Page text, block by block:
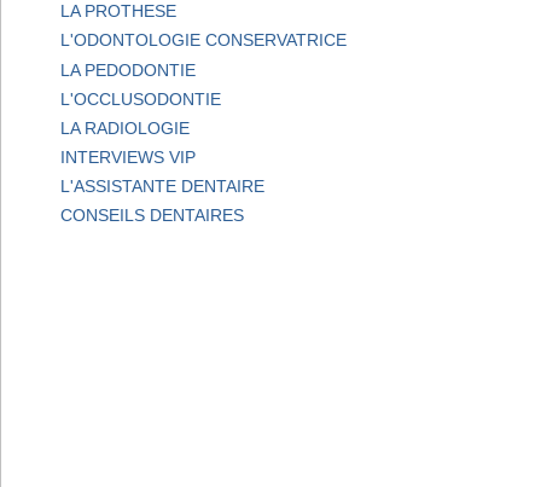
LA PROTHESE
L'ODONTOLOGIE CONSERVATRICE
LA PEDODONTIE
L'OCCLUSODONTIE
LA RADIOLOGIE
INTERVIEWS VIP
L'ASSISTANTE DENTAIRE
CONSEILS DENTAIRES